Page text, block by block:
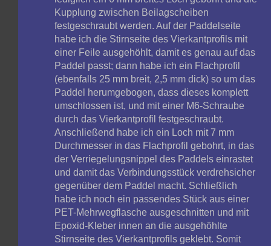
Kupplung zwischen Beilagscheiben
festgeschraubt werden. Auf der Paddelseite
habe ich die Stirnseite des Vierkantprofils mit
einer Feile ausgehöhlt, damit es genau auf das
Paddel passt; dann habe ich ein Flachprofil
(ebenfalls 25 mm breit, 2,5 mm dick) so um das
Paddel herumgebogen, dass dieses komplett
umschlossen ist, und mit einer M6-Schraube
durch das Vierkantprofil festgeschraubt.
Anschließend habe ich ein Loch mit 7 mm
Durchmesser in das Flachprofil gebohrt, in das
der Verriegelungsnippel des Paddels einrastet
und damit das Verbindungsstück verdrehsicher
gegenüber dem Paddel macht. Schließlich
habe ich noch ein passendes Stück aus einer
PET-Mehrwegflasche ausgeschnitten und mit
Epoxid-Kleber innen an die ausgehöhlte
Stirnseite des Vierkantprofils geklebt. Somit